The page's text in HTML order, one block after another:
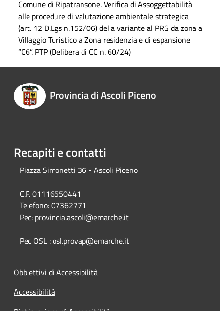
Comune di Ripatransone. Verifica di Assoggettabilità
alle procedure di valutazione ambientale strategica
(art. 12 D.Lgs n.152/06) della variante al PRG da zona a
Villaggio Turistico a Zona residenziale di espansione
“C6”. PTP (Delibera di CC n. 60/24)
Provincia di Ascoli Piceno
Recapiti e contatti
Piazza Simonetti 36 - Ascoli Piceno
C.F. 01116550441
Telefono:07362771
Pec: provincia.ascoli@emarche.it
Pec OSL : osl.provap@emarche.it
Obbiettivi di Accessibilità
Accessibilità